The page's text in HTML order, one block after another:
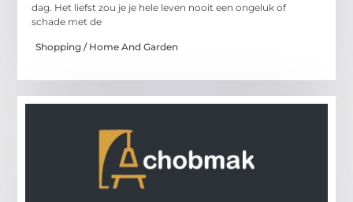
dag. Het liefst zou je je hele leven nooit een ongeluk of
schade met de
Shopping / Home And Garden